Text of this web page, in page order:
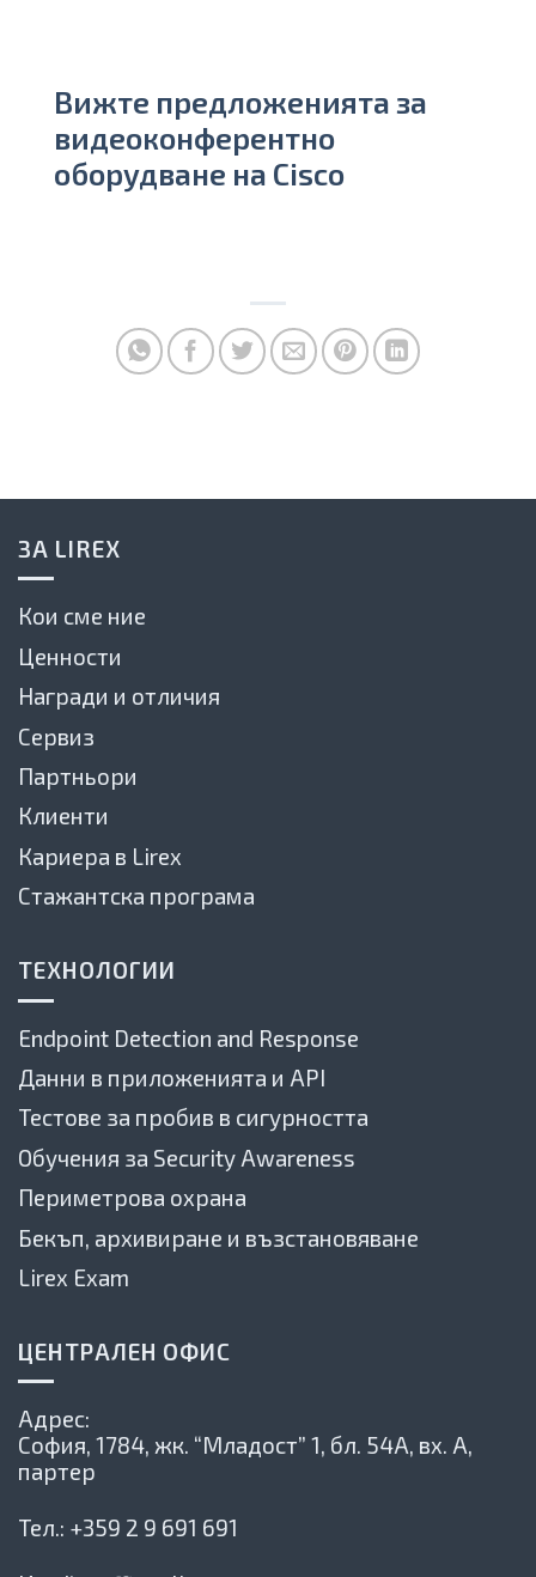
Вижте предложенията за
видеоконферентно
оборудване на Сisco
ЗА LIREX
Кои сме ние
Ценности
Награди и отличия
Сервиз
Партньори
Клиенти
Кариера в Lirex
Стажантска програма
ТЕХНОЛОГИИ
Endpoint Detection and Response
Данни в приложенията и API
Тестове за пробив в сигурността
Обучения за Security Awareness
Периметрова охрана
Бекъп, архивиране и възстановяване
Lirex Exam
ЦЕНТРАЛЕН ОФИС
Адрес:
София, 1784, жк. “Младост” 1, бл. 54А, вх. А,
партер
Тел.: +359 2 9 691 691